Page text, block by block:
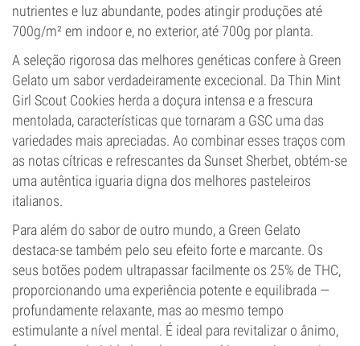
nutrientes e luz abundante, podes atingir produções até
700g/m² em indoor e, no exterior, até 700g por planta.
A seleção rigorosa das melhores genéticas confere à Green
Gelato um sabor verdadeiramente excecional. Da Thin Mint
Girl Scout Cookies herda a doçura intensa e a frescura
mentolada, características que tornaram a GSC uma das
variedades mais apreciadas. Ao combinar esses traços com
as notas cítricas e refrescantes da Sunset Sherbet, obtém-se
uma autêntica iguaria digna dos melhores pasteleiros
italianos.
Para além do sabor de outro mundo, a Green Gelato
destaca-se também pelo seu efeito forte e marcante. Os
seus botões podem ultrapassar facilmente os 25% de THC,
proporcionando uma experiência potente e equilibrada —
profundamente relaxante, mas ao mesmo tempo
estimulante a nível mental. É ideal para revitalizar o ânimo,